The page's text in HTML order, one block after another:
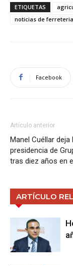
ETIQUETAS
noticias de ferreteria
Facebook
Artículo anterior
Manel Cuéllar deja
presidencia de
tras diez años en
ARTÍCULO